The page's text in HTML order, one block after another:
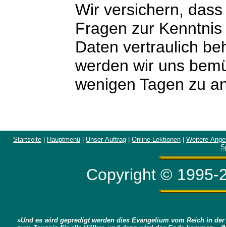
Wir versichern,
Fragen zur
Daten vertraulich
werden wir uns
wenigen Tagen zu
Startseite Hauptmenü Unser Auftrag Online-Lektionen
Weitere
Copyright © 1995-
»Und es wird gepredigt werden dies Evangelium vom Reich in der